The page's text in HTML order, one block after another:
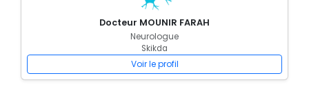
Docteur MOUNIR FARAH
Neurologue
Skikda
Voir le profil